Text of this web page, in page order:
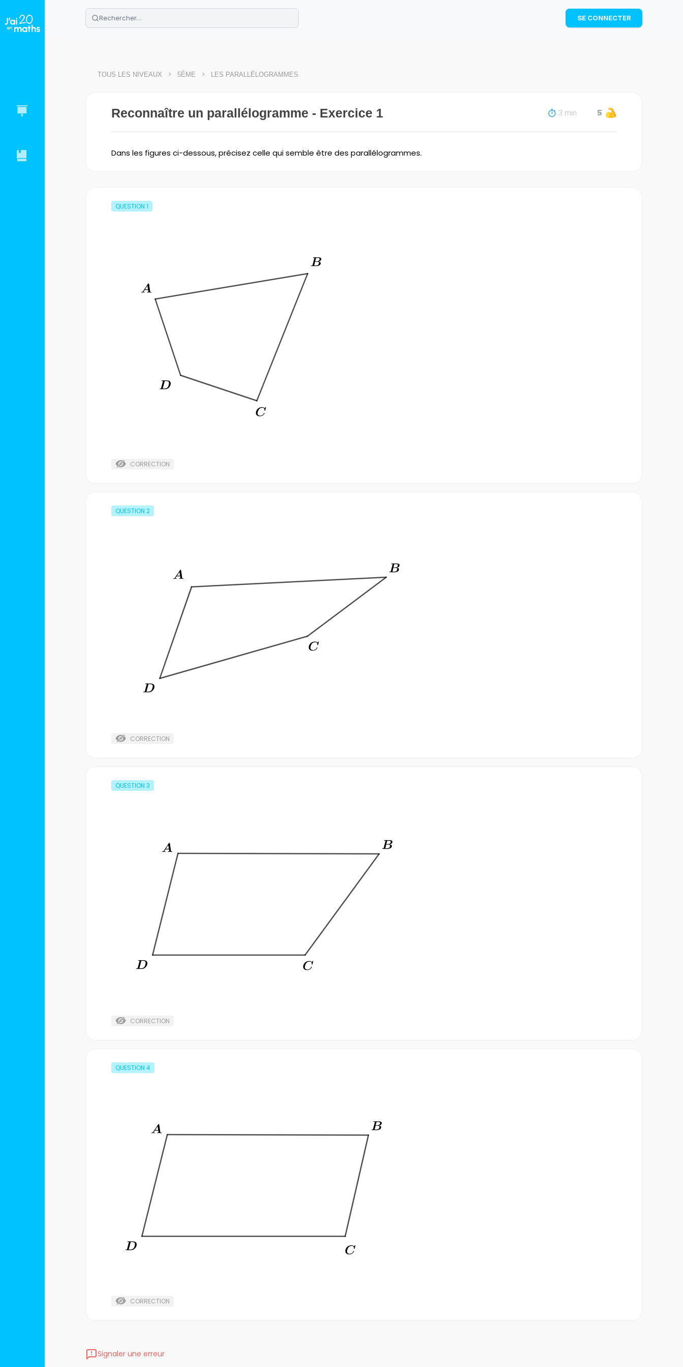
🌴Cahier de vacances offert: révise les maths cet été !
Télécharge ton PDF gratuit et progresse avec des exercices corrigés en vidéo.
TÉLÉCHARGER
SE CONNECTER
TOUS LES NIVEAUX > 5ÈME > LES PARALLÉLOGRAMMES
Reconnaître un parallélogramme - Exercice 1 3 min 5
Dans les figures ci-dessous, précisez celle qui semble être des parallélogrammes.
QUESTION 1
CORRECTION
QUESTION 2
CORRECTION
QUESTION 3
CORRECTION
QUESTION 4
CORRECTION
Signaler une erreur